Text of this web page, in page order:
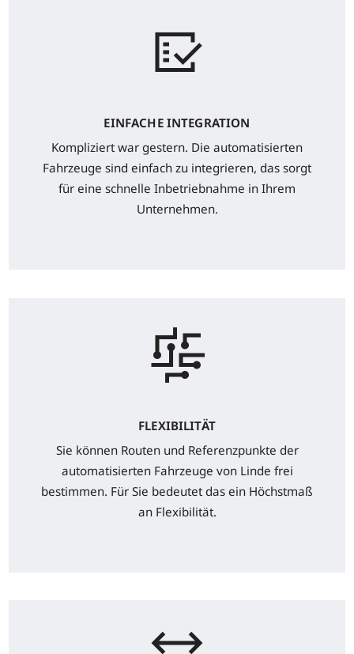
EINFACHE INTEGRATION
Kompliziert war gestern. Die automatisierten
Fahrzeuge sind einfach zu integrieren, das sorgt
für eine schnelle Inbetriebnahme in Ihrem
Unternehmen.
FLEXIBILITÄT
Sie können Routen und Referenzpunkte der
automatisierten Fahrzeuge von Linde frei
bestimmen. Für Sie bedeutet das ein Höchstmaß
an Flexibilität.